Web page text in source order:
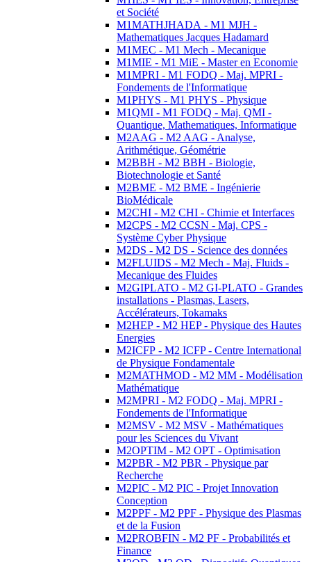
et Société
M1MATHJHADA - M1 MJH -
Mathematiques Jacques Hadamard
M1MEC - M1 Mech - Mecanique
M1MIE - M1 MiE - Master en Economie
M1MPRI - M1 FODQ - Maj. MPRI -
Fondements de l'Informatique
M1PHYS - M1 PHYS - Physique
M1QMI - M1 FODQ - Maj. QMI -
Quantique, Mathematiques, Informatique
M2AAG - M2 AAG - Analyse,
Arithmétique, Géométrie
M2BBH - M2 BBH - Biologie,
Biotechnologie et Santé
M2BME - M2 BME - Ingénierie
BioMédicale
M2CHI - M2 CHI - Chimie et Interfaces
M2CPS - M2 CCSN - Maj. CPS -
Système Cyber Physique
M2DS - M2 DS - Science des données
M2FLUIDS - M2 Mech - Maj. Fluids -
Mecanique des Fluides
M2GIPLATO - M2 GI-PLATO - Grandes
installations - Plasmas, Lasers,
Accélérateurs, Tokamaks
M2HEP - M2 HEP - Physique des Hautes
Energies
M2ICFP - M2 ICFP - Centre International
de Physique Fondamentale
M2MATHMOD - M2 MM - Modélisation
Mathématique
M2MPRI - M2 FODQ - Maj. MPRI -
Fondements de l'Informatique
M2MSV - M2 MSV - Mathématiques
pour les Sciences du Vivant
M2OPTIM - M2 OPT - Optimisation
M2PBR - M2 PBR - Physique par
Recherche
M2PIC - M2 PIC - Projet Innovation
Conception
M2PPF - M2 PPF - Physique des Plasmas
et de la Fusion
M2PROBFIN - M2 PF - Probabilités et
Finance